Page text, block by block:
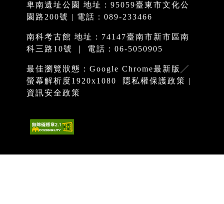
卑南遺址公園 地址：95059臺東市文化公
園路200號 | 電話：089-233466
南科考古館 地址：74147臺南市新市區南
科三路10號 ｜ 電話：06-5050905
最佳瀏覽狀態：Google Chrome最新版╱
螢幕解析度1920x1080
隱私權保護政策 |
資訊安全政策